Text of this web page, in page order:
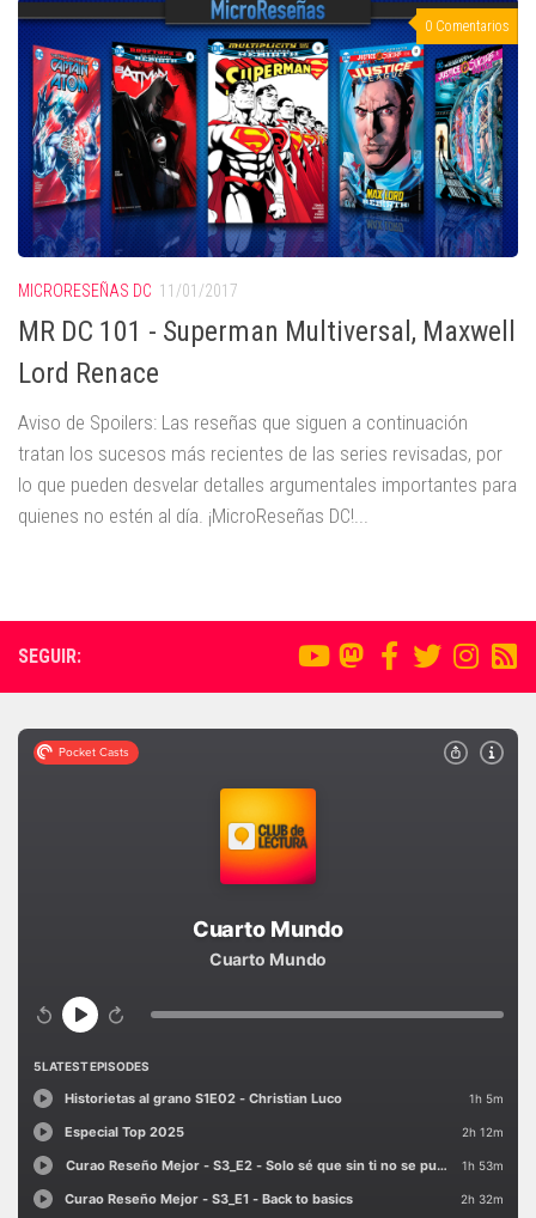
0 Comentarios
MICRORESEÑAS DC 11/01/2017
MR DC 101 - Superman Multiversal, Maxwell
Lord Renace
Aviso de Spoilers: Las reseñas que siguen a continuación
tratan los sucesos más recientes de las series revisadas, por
lo que pueden desvelar detalles argumentales importantes para
quienes no estén al día. ¡MicroReseñas DC!...
SEGUIR: